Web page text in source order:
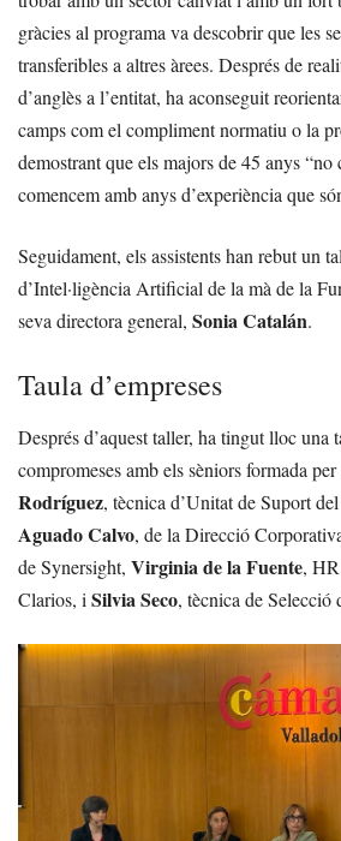
gràcies al programa va descobrir que les
transferibles a altres àrees. Després de
d’anglès a l’entitat, ha aconseguit
camps com el compliment normatiu o la
demostrant que els majors de 45 anys “no
comencem amb anys d’experiència que
Seguidament, els assistents han rebut un
d’Intel·ligència Artificial de la mà de la
seva directora general, Sonia Catalán.
Taula d’empreses
Després d’aquest taller, ha tingut lloc una
compromeses amb els sèniors formada per
Rodríguez, tècnica d’Unitat de Suport
Aguado Calvo, de la Direcció
de Synersight, Virginia de la Fuente,
Clarios, iSilvia Seco, tècnica de